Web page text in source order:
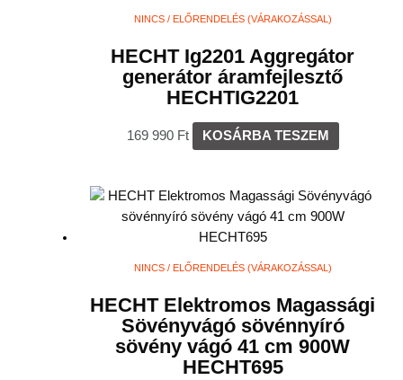
NINCS / ELŐRENDELÉS (VÁRAKOZÁSSAL)
HECHT Ig2201 Aggregátor
generátor áramfejlesztő
HECHTIG2201
169 990 Ft KOSÁRBA TESZEM
NINCS / ELŐRENDELÉS (VÁRAKOZÁSSAL)
HECHT Elektromos Magassági
Sövényvágó sövénnyíró
sövény vágó 41 cm 900W
HECHT695